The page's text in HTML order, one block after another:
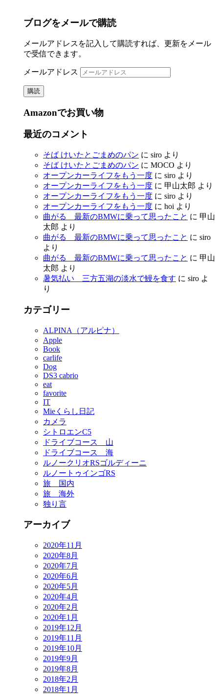
ブログをメールで購読
メールアドレスを記入して購読すれば、更新をメール
で受信できます。
メールアドレス
購読
Amazonでお買い物
最近のコメント
そば けいたとごまめのパン に siro より
そば けいたとごまめのパン に MOCO より
オープンカーライフをもう一度 に siro より
オープンカーライフをもう一度 に 甲山太郎 より
オープンカーライフをもう一度 に siro より
オープンカーライフをもう一度 に hoi より
曲がる 最新のBMWに乗って思ったこと に 甲山
太郎 より
曲がる 最新のBMWに乗って思ったこと に siro
より
曲がる 最新のBMWに乗って思ったこと に 甲山
太郎 より
暑気払い 三方五湖の淡水で鰻を食す に siro よ
り
カテゴリー
ALPINA（アルピナ）
Apple
Book
carlife
Dog
DS3 cabrio
eat
favorite
IT
Mieくらし日記
カメラ
シトロエンC5
ドライブコース 山
ドライブコース 海
ルノークリオRSゴルディーニ
ルノートゥインゴRS
旅 国内
旅 海外
独り言
アーカイブ
2020年11月
2020年8月
2020年7月
2020年6月
2020年5月
2020年4月
2020年2月
2020年1月
2019年12月
2019年11月
2019年10月
2019年9月
2019年8月
2018年2月
2018年1月